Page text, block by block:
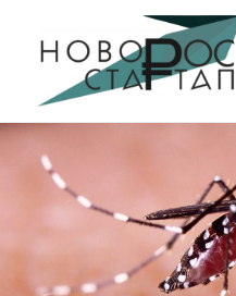
Новорос Стартап